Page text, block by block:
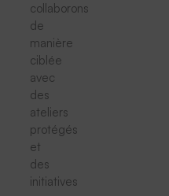
collaborons
de
manière
ciblée
avec
des
ateliers
protégés
et
des
initiatives